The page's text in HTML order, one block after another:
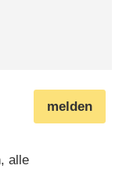
melden
alle